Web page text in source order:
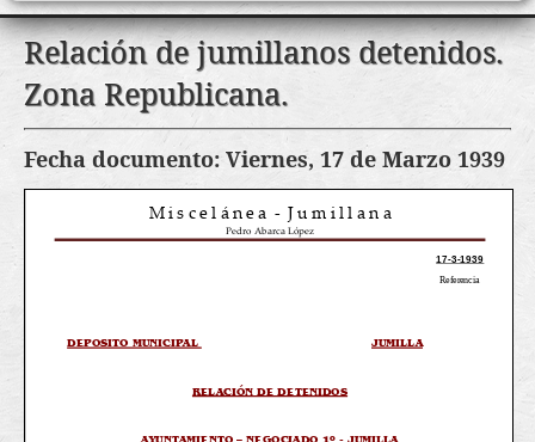
Saltar
contenido
Relación de jumillanos detenidos.
Zona Republicana.
Fecha documento: Viernes, 17 de Marzo 1939